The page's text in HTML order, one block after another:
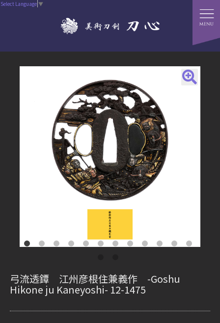
Select Language ▼
弓流透鐔 江州彦根住兼義作 -Goshu
Hikone ju Kaneyoshi- 12-1475